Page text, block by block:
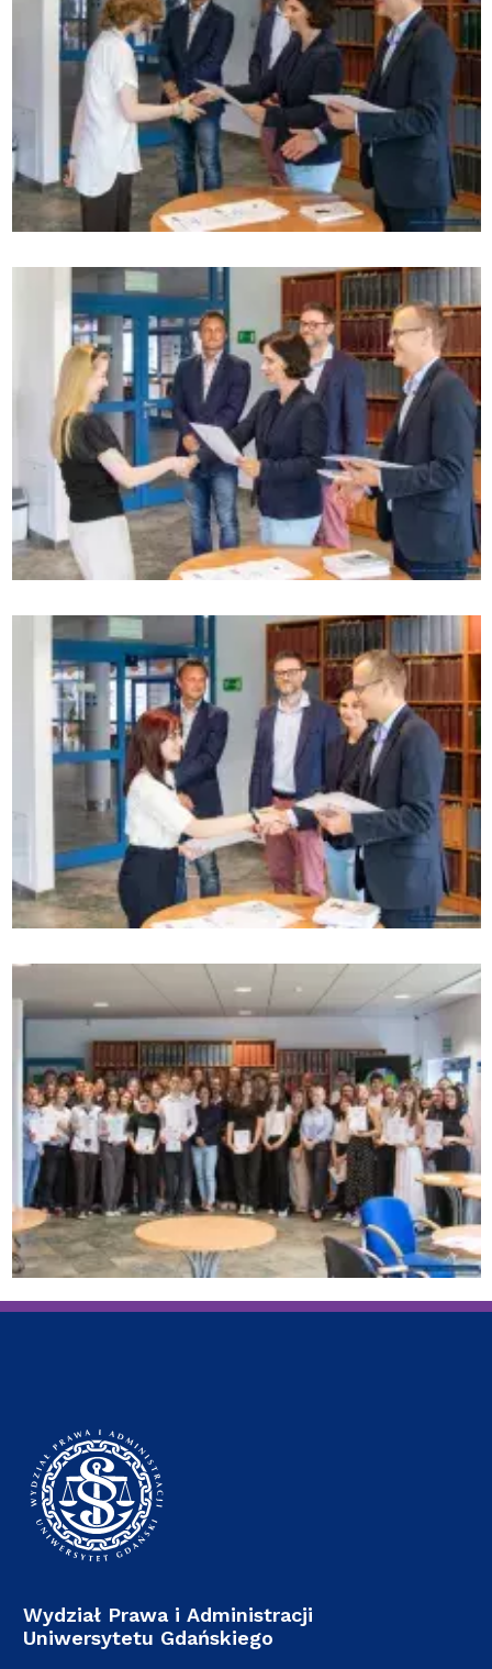
Wydział Prawa i Administracji
Uniwersytetu Gdańskiego